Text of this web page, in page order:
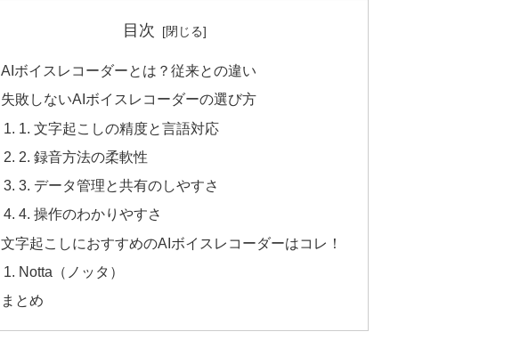
目次
AIボイスレコーダーとは？従来との違い
失敗しないAIボイスレコーダーの選び方
1. 文字起こしの精度と言語対応
2. 録音方法の柔軟性
3. データ管理と共有のしやすさ
4. 操作のわかりやすさ
文字起こしにおすすめのAIボイスレコーダーはコレ！
Notta（ノッタ）
まとめ